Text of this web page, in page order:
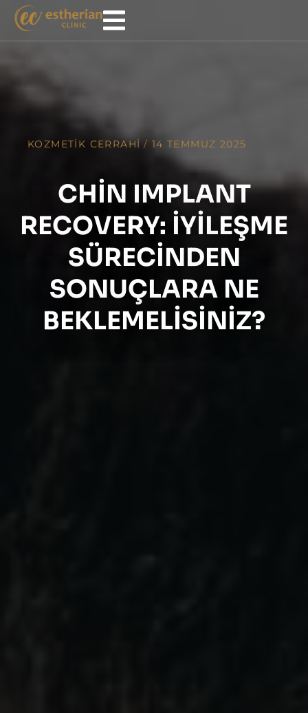
KOZMETIK CERRAHI / 14 TEMMUZ 2025
CHIN IMPLANT
RECOVERY: İYILEŞME
SÜRECINDEN
SONUÇLARA NE
BEKLEMELISINIZ?